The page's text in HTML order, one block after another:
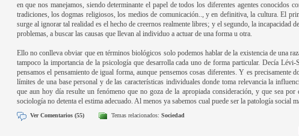
en que nos manejamos, siendo determinante el papel de todos los diferentes agentes conocidos
tradiciones, los dogmas religiosos, los medios de comunicación.., y en definitiva, la cultura. El
surge al ignorar tal realidad es el hecho de creernos realmente libres; y el segundo, la incapacidad
problemas, a buscar las causas que llevan al individuo a actuar de una forma u otra.
Ello no conlleva obviar que en términos biológicos solo podemos hablar de la existencia de una
tampoco la importancia de la psicología que desarrolla cada uno de forma particular. Decía Lévi-
pensamos el pensamiento de igual forma, aunque pensemos cosas diferentes. Y es precisamente
límites de una base personal y de las características individuales donde toma relevancia la
que aun hoy día resulte un fenómeno que no goza de la apropiada consideración, y que sea
sociología no detenta el estima adecuado. Al menos ya sabemos cual puede ser la patología social
Ver Comentarios (55) Temas relacionados: Sociedad